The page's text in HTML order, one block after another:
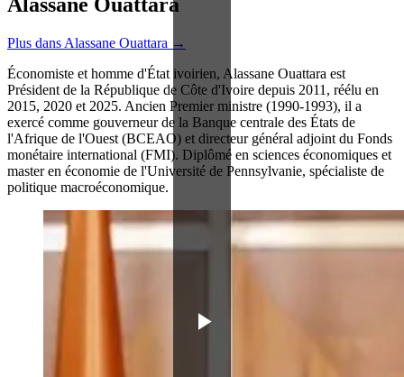
Plus dans Alassane Ouattara →
Économiste et homme d'État ivoirien, Alassane Ouattara est
Président de la République de Côte d'Ivoire depuis 2011, réélu en
2015, 2020 et 2025. Ancien Premier ministre (1990-1993), il a
exercé comme gouverneur de la Banque centrale des États de
l'Afrique de l'Ouest (BCEAO) et directeur général adjoint du Fonds
monétaire international (FMI). Diplômé en sciences économiques et
master en économie de l'Université de Pennsylvanie, spécialiste de
politique macroéconomique.